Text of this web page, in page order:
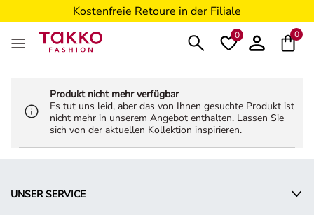
Kostenfreie Retoure in der Filiale
5€ Gutschein nach Registrierung*
0 0
Produkt nicht mehr verfügbar
Es tut uns leid, aber das von Ihnen gesuchte Produkt ist
nicht mehr in unserem Angebot enthalten. Lassen Sie
sich von der aktuellen Kollektion inspirieren.
UNSER SERVICE